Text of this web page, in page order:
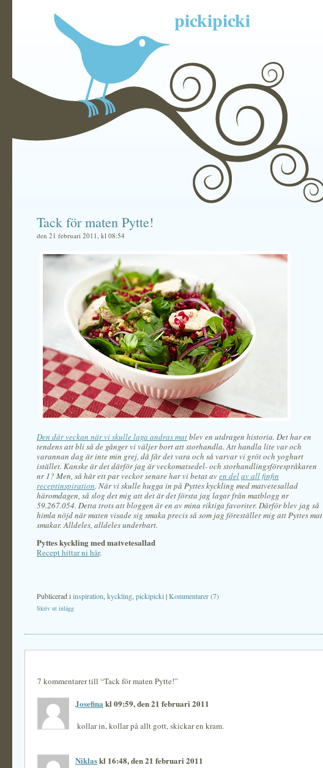
pickipicki
Tack för maten Pytte!
den 21 februari 2011, kl 08:54
Den där veckan när vi skulle laga andras matblev en utdragen historia. Det har en
tendens att bli så de gånger vi väljer bort att storhandla. Att handla lite var och
varannan dag är inte min grej, då får det vara och så varvar vi gröt och yoghurt
istället. Kanske är det därför jag är veckomatsedel- och storhandlingsförespråkaren
nr 1? Men, så här ett par veckor senare har vi betat aven delav allfinfin
receptinspiration. När vi skulle hugga in på Pyttes kyckling med matvetesallad
häromdagen, så slog det mig att det är det första jag lagar från matblogg nr
59.267.054. Detta trots att bloggen är en av mina riktiga favoriter. Därför blev jag så
himla nöjd när maten visade sig smaka precis så som jag föreställer mig att Pyttes mat
smakar. Alldeles, alldeles underbart.
Pyttes kyckling med matvetesallad
Recept hittar ni här.
Publicerad iinspiration kyckling pickipicki|Kommentarer (7)
Skriv ut inlägg
7 kommentarer till “Tack för maten Pytte!”
Josefina kl 09:59, den 21 februari 2011
kollar in, kollar på allt gott, skickar en kram.
Niklaskl 16:48, den 21 februari 2011